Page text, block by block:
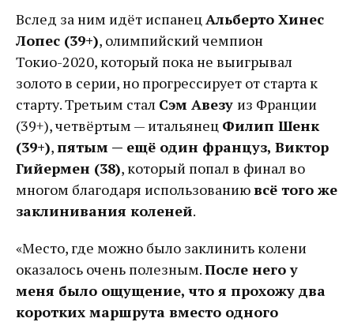
Вслед за ним идёт испанец Альберто Хинес
Лопес (39+), олимпийский чемпион
Токио-2020, который пока не выигрывал
золото в серии, но прогрессирует от старта к
старту. Третьим стал Сэм Авезу из Франции
(39+), четвёртым — итальянец Филип Шенк
(39+),пятым — ещё один француз, Виктор
Гийермен (38), который попал в финал во
многом благодаря использованиювсё того же
заклинивания коленей.
«Место, где можно было заклинить колени
оказалось очень полезным.После него у
меня было ощущение, что я прохожу два
коротких маршрута вместо одного